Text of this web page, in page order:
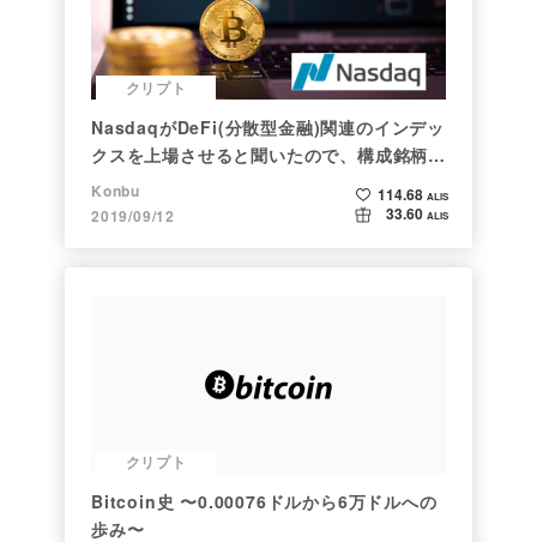
クリプト
NasdaqがDeFi(分散型金融)関連のインデッ
クスを上場させると聞いたので、構成銘柄を
調べてみた
Konbu
2019/09/12
114.68 ALIS
33.60 ALIS
クリプト
Bitcoin史 〜0.00076ドルから6万ドルへの
歩み〜